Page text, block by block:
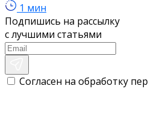
1 мин
Подпишись на рассылку
с лучшими статьями
Согласен на обработку